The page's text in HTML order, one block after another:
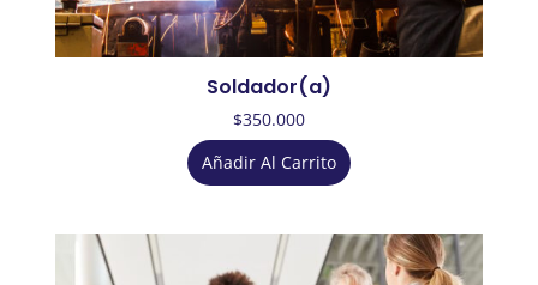
Soldador(a)
$350.000
Añadir Al Carrito